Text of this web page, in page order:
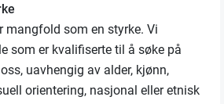
mangfold som en styrke. Vi
som er kvalifiserte til å søke på
uavhengig av alder, kjønn,
orientering, nasjonal eller etnisk